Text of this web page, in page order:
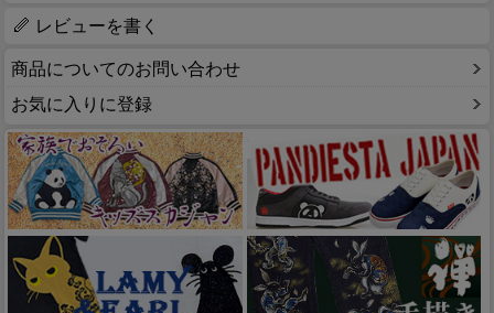
レビューを書く
商品についてのお問い合わせ
お気に入りに登録